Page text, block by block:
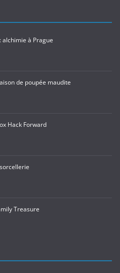
alchimie à Prague
de poupée maudite
Hack Forward
Treasure